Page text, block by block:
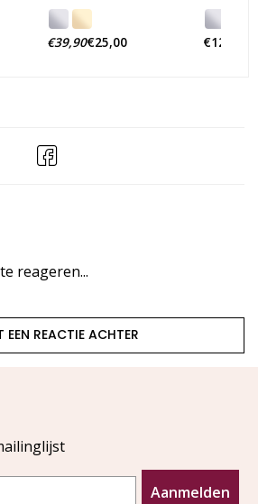
€39,90€25,00 €12,90
reageren...
EEN REACTIE ACHTER
Aanmelden